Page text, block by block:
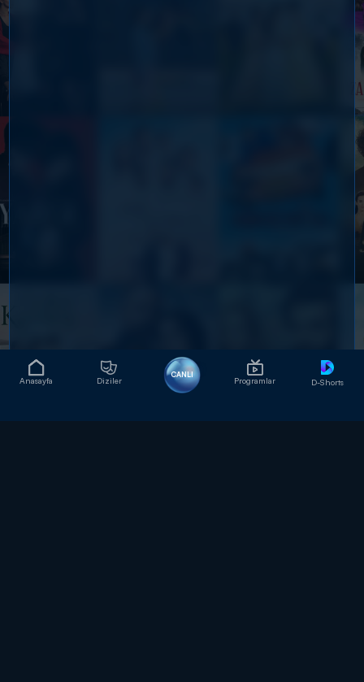
Anasayfa Diziler
CANLI
Programlar D-Shorts